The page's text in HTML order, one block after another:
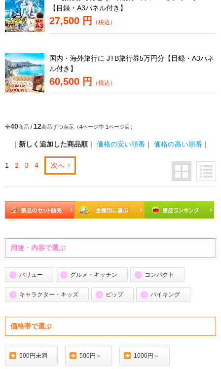
【目録・A3パネル付き】
27,500 円 （税込）
国内・海外旅行に JTB旅行券5万円分【目録・A3パネ
ル付き】
60,500 円 （税込）
全40商品 / 12商品ずつ表示（4ページ中 1ページ目）
｜ 新しく追加した商品順 ｜ 価格の安い順番 ｜ 価格の高い順番 ｜
1 2 3 4 次へ
用途・内容で選ぶ
バリュー グルメ・キッチン コンパクト
キャラクター・キッズ ビップ バイキング
価格帯で選ぶ
500円未満 500円～ 1000円～